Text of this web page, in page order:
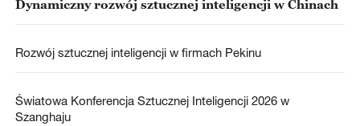
Dynamiczny rozwój sztucznej inteligencji w Chinach
Rozwój sztucznej inteligencji w firmach Pekinu
Światowa Konferencja Sztucznej Inteligencji 2026 w
Szanghaju